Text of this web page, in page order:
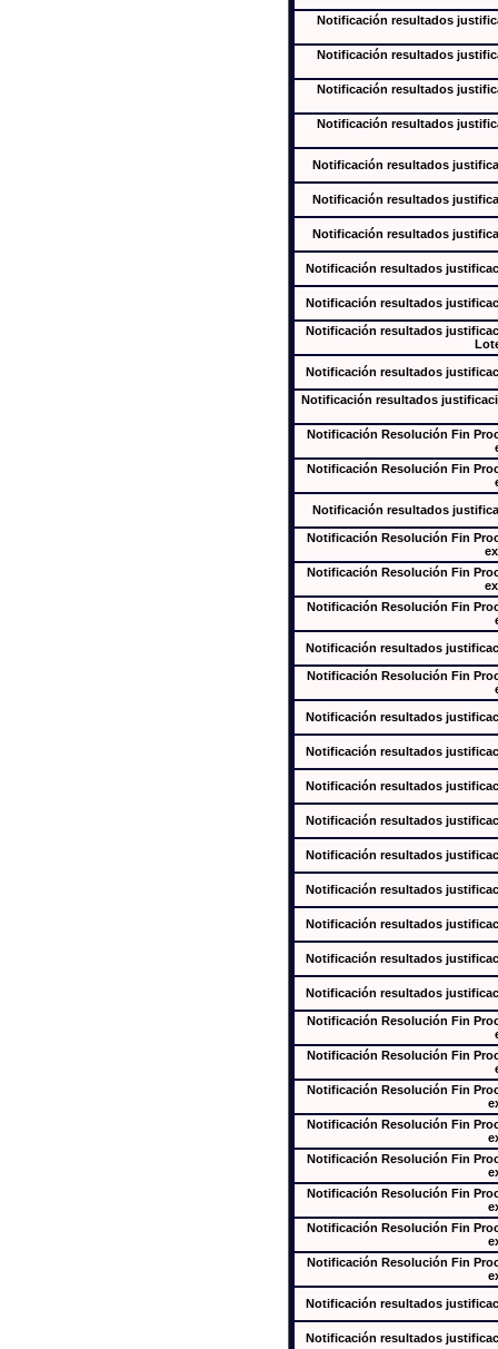
Notificación resultados
Notificación resultados
Notificación resultados
Notificación resultados
Notificación resultados
Notificación resultados
Notificación resultados
Notificación resultados
Notificación resultados
Notificación resultados
Notificación resultados
Notificación resultados
Notificación Resolución Fin
Notificación Resolución Fin
Notificación resultados
Notificación Resolución Fin
Notificación Resolución Fin
Notificación Resolución Fin
Notificación resultados
Notificación Resolución Fin
Notificación resultados
Notificación resultados
Notificación resultados
Notificación resultados
Notificación resultados
Notificación resultados
Notificación resultados
Notificación resultados
Notificación resultados
Notificación Resolución Fin
Notificación Resolución Fin
Notificación Resolución Fin
Notificación Resolución Fin
Notificación Resolución Fin
Notificación Resolución Fin
Notificación Resolución Fin
Notificación Resolución Fin
Notificación resultados
Notificación resultados